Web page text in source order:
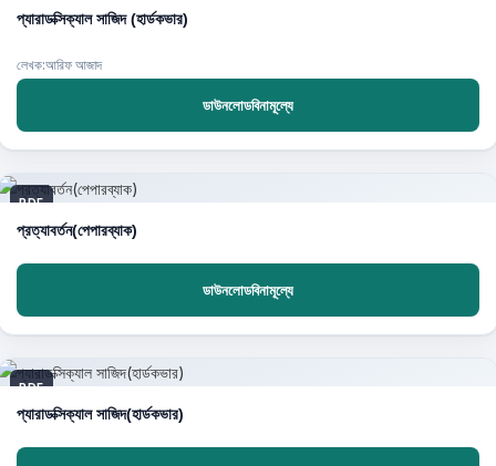
প্যারাডক্সিক্যাল সাজিদ (হার্ডকভার)
লেখক:আরিফ আজাদ
ডাউনলোডবিনামূল্যে
PDF
প্রত্যাবর্তন(পেপারব্যাক)
ডাউনলোডবিনামূল্যে
PDF
প্যারাডক্সিক্যাল সাজিদ(হার্ডকভার)